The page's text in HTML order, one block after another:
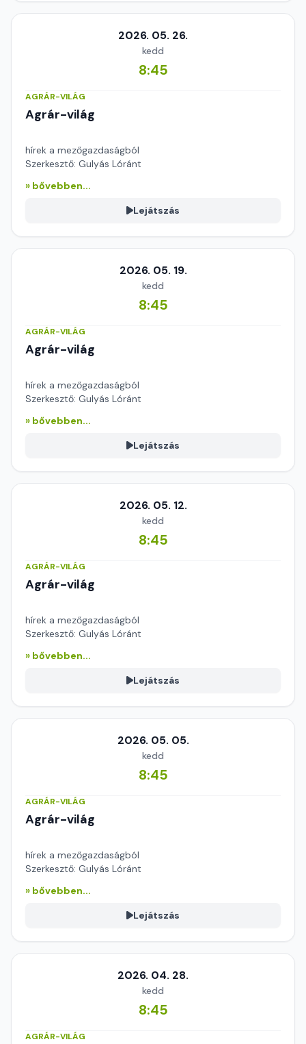
2026. 05. 26.
kedd
8:45
AGRÁR-VILÁG
Agrár-világ
hírek a mezőgazdaságból
Szerkesztő: Gulyás Lóránt
» bővebben...
Lejátszás
2026. 05. 19.
kedd
8:45
AGRÁR-VILÁG
Agrár-világ
hírek a mezőgazdaságból
Szerkesztő: Gulyás Lóránt
» bővebben...
Lejátszás
2026. 05. 12.
kedd
8:45
AGRÁR-VILÁG
Agrár-világ
hírek a mezőgazdaságból
Szerkesztő: Gulyás Lóránt
» bővebben...
Lejátszás
2026. 05. 05.
kedd
8:45
AGRÁR-VILÁG
Agrár-világ
hírek a mezőgazdaságból
Szerkesztő: Gulyás Lóránt
» bővebben...
Lejátszás
2026. 04. 28.
kedd
8:45
AGRÁR-VILÁG